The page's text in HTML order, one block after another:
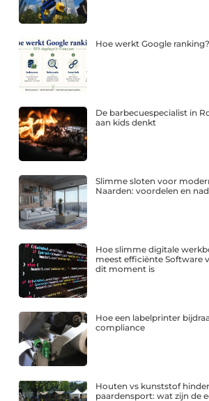
Hoe werkt Google
De barbecuespecialist in
aan kids denkt
Slimme sloten voor
Naarden: voordelen en
Hoe slimme digitale
meest efficiënte Software
dit moment is
Hoe een labelprinter
compliance
Houten vs kunststof
paardensport: wat zijn de